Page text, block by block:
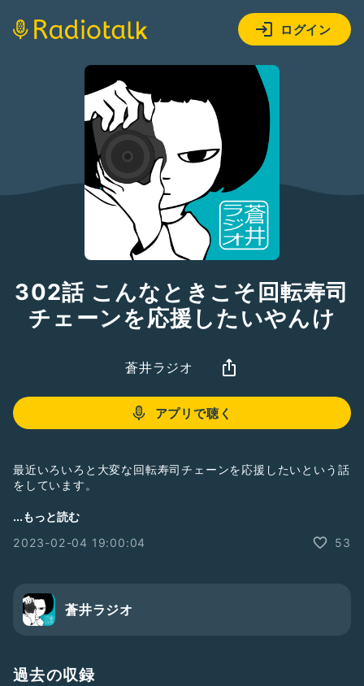
ログイン
302話 こんなときこそ回転寿司
チェーンを応援したいやんけ
蒼井ラジオ
アプリで聴く
最近いろいろと大変な回転寿司チェーンを応援したいという話
をしています。
蒼井ラジオではお便りを募集しています。
Twitter→ https://twitter.com/blue_aoi
Instagram→
...もっと読む
2023-02-04 19:00:04
53
蒼井ラジオ
過去の収録